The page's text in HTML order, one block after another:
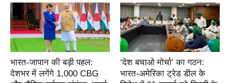
भारत-जापान की बड़ी पहल:
देशभर में लगेंगे 1,000 CBG
‘देश बचाओ मोर्चा’ का गठन:
भारत-अमेरिका ट्रेड डील के